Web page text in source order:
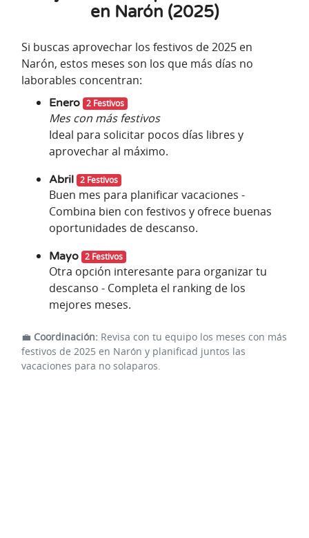
en Narón (2025)
Si buscas aprovechar los festivos de 2025 en
Narón, estos meses son los que más días no
laborables concentran:
Enero 2 Festivos
Mes con más festivos
Ideal para solicitar pocos días libres y
aprovechar al máximo.
Abril 2 Festivos
Buen mes para planificar vacaciones -
Combina bien con festivos y ofrece buenas
oportunidades de descanso.
Mayo 2 Festivos
Otra opción interesante para organizar tu
descanso - Completa el ranking de los
mejores meses.
💼 Coordinación: Revisa con tu equipo los meses con más
festivos de 2025 en Narón y planificad juntos las
vacaciones para no solaparos.